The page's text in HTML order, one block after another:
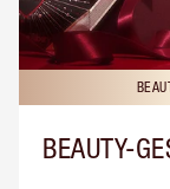
BEAUTY-